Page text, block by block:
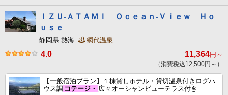
ＩＺＵ‐ＡＴＡＭＩ Ｏｃｅａｎ‐Ｖｉｅｗ Ｈｏ
ｕｓｅ
静岡県 熱海 網代温泉
4.0 11,364円～
（消費税込12,500円～）
【一般宿泊プラン】１棟貸しホテル・貸切温泉付きログハ
ウス調 コテージ・ 広々オーシャンビューテラス付き